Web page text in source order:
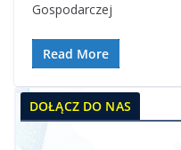
Gospodarczej
Read More
DOŁĄCZ DO NAS